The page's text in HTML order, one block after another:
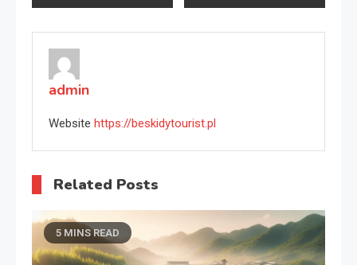
wpisu
admin
Website https://beskidytourist.pl
Related Posts
5 MINS READ